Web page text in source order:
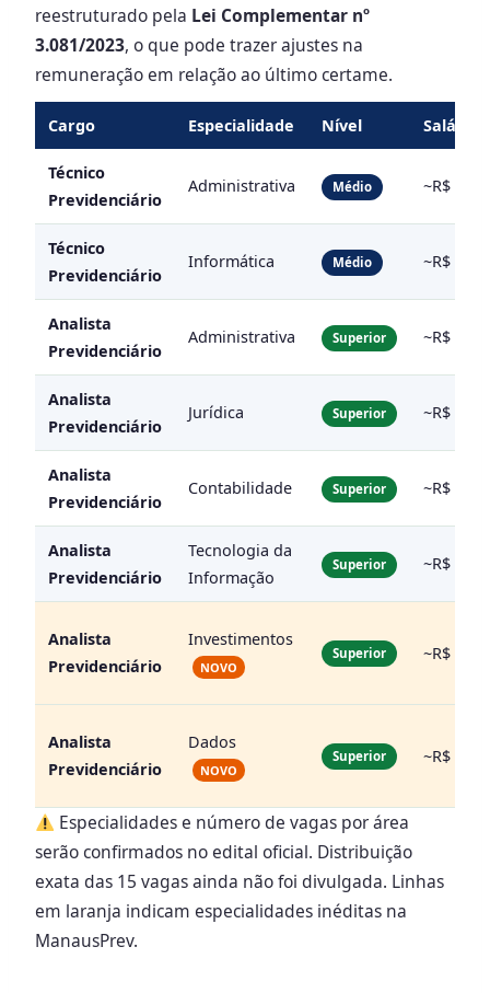
reestruturado pela Lei Complementar nº
3.081/2023, o que pode trazer ajustes na
remuneração em relação ao último certame.
Cargo Especialidade Nível Salário
Técnico
Previdenciário
Administrativa Médio ~R$
Técnico
Previdenciário
Informática Médio ~R$
Analista
Previdenciário
Administrativa Superior ~R$
Analista
Previdenciário
Jurídica Superior ~R$
Analista
Previdenciário
Contabilidade Superior ~R$
Analista
Previdenciário
Tecnologia da
Informação
Superior ~R$
Analista
Previdenciário
Investimentos
NOVO
Superior ~R$
Analista
Previdenciário
Dados
NOVO
Superior ~R$
Especialidades e número de vagas por área
serão confirmados no edital oficial. Distribuição
exata das 15 vagas ainda não foi divulgada. Linhas
em laranja indicam especialidades inéditas na
ManausPrev.